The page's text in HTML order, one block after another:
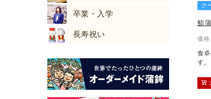
卒業・入学
長寿祝い
ク
鮨
価格
食
す。